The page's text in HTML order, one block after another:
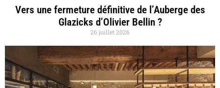
Vers une fermeture définitive de l’Auberge des
Glazicks d’Olivier Bellin ?
26 juillet 2026